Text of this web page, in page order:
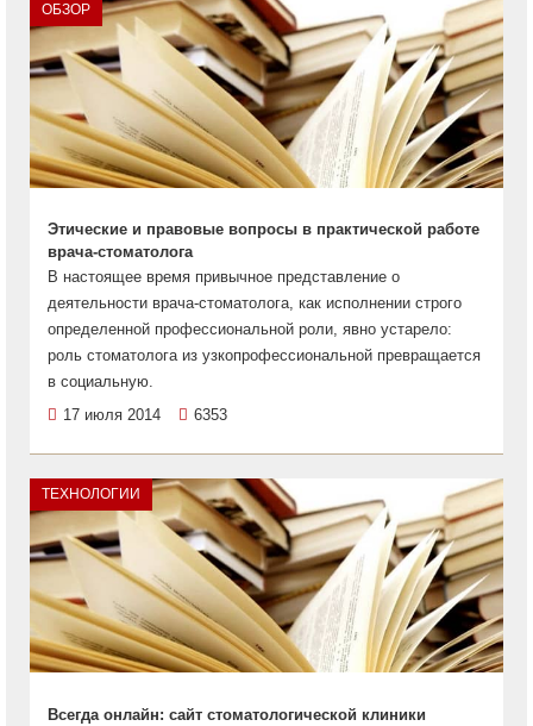
ОБЗОР
Этические и правовые вопросы в практической работе
врача-стоматолога
В настоящее время привычное представление о
деятельности врача-стоматолога, как исполнении строго
определенной профессиональной роли, явно устарело:
роль стоматолога из узкопрофессиональной превращается
в социальную.
17 июля 2014
6353
ТЕХНОЛОГИИ
Всегда онлайн: сайт стоматологической клиники